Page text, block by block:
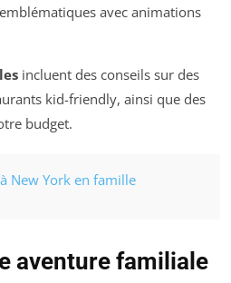
avec animations
incluent des conseils sur des
kid-friendly, ainsi que des
budget.
New York en famille
aventure familiale